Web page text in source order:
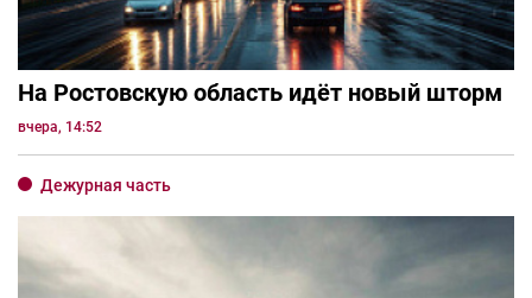
На Ростовскую область идёт новый шторм
вчера, 14:52
Дежурная часть